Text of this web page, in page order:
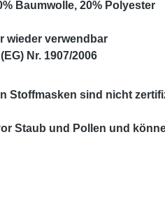
Baumwolle, 20% Polyester
wieder verwendbar
Nr. 1907/2006
Stoffmasken sind nicht
Staub und Pollen und